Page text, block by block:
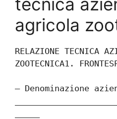
agricola
RELAZIONE TECNICA
ZOOTECNICA1.
– Denominazione